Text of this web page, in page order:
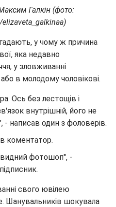
Галкін (фото:
у чому ж причина
яка недавно
у зловживанні
в молодому чоловікові.
Ось без лестощів і
внутрішній, його не
- написав один з фоловерів.
коментатор.
фотошоп", -
свого ювілею
Шанувальників шокувала